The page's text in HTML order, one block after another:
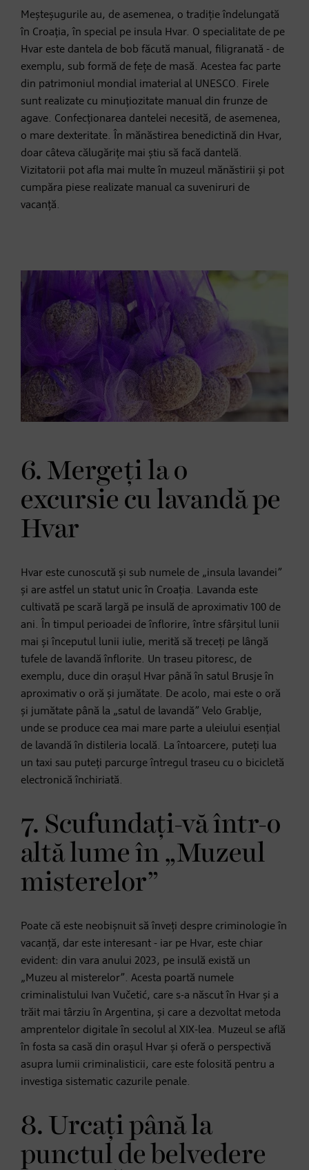
Meșteșugurile au, de asemenea, o tradiție îndelungată
în Croația, în special pe insula Hvar. O specialitate de pe
Hvar este dantela de bob făcută manual, filigranată - de
exemplu, sub formă de fețe de masă. Acestea fac parte
din patrimoniul mondial imaterial al UNESCO. Firele
sunt realizate cu minuțiozitate manual din frunze de
agave. Confecționarea dantelei necesită, de asemenea,
o mare dexteritate. În mănăstirea benedictină din Hvar,
doar câteva călugărițe mai știu să facă dantelă.
Vizitatorii pot afla mai multe în muzeul mănăstirii și pot
cumpăra piese realizate manual ca suveniruri de
vacanță.
6. Mergeți la o
excursie cu lavandă pe
Hvar
Hvar este cunoscută și sub numele de „insula lavandei”
și are astfel un statut unic în Croația. Lavanda este
cultivată pe scară largă pe insulă de aproximativ 100 de
ani. În timpul perioadei de înflorire, între sfârșitul lunii
mai și începutul lunii iulie, merită să treceți pe lângă
tufele de lavandă înflorite. Un traseu pitoresc, de
exemplu, duce din orașul Hvar până în satul Brusje în
aproximativ o oră și jumătate. De acolo, mai este o oră
și jumătate până la „satul de lavandă” Velo Grablje,
unde se produce cea mai mare parte a uleiului esențial
de lavandă în distileria locală. La întoarcere, puteți lua
un taxi sau puteți parcurge întregul traseu cu o bicicletă
electronică închiriată.
7. Scufundați-vă într-o
altă lume în „Muzeul
misterelor”
Poate că este neobișnuit să înveți despre criminologie în
vacanță, dar este interesant - iar pe Hvar, este chiar
evident: din vara anului 2023, pe insulă există un
„Muzeu al misterelor”. Acesta poartă numele
criminalistului Ivan Vučetić, care s-a născut în Hvar și a
trăit mai târziu în Argentina, și care a dezvoltat metoda
amprentelor digitale în secolul al XIX-lea. Muzeul se află
în fosta sa casă din orașul Hvar și oferă o perspectivă
asupra lumii criminalisticii, care este folosită pentru a
investiga sistematic cazurile penale.
8. Urcați până la
punctul de belvedere